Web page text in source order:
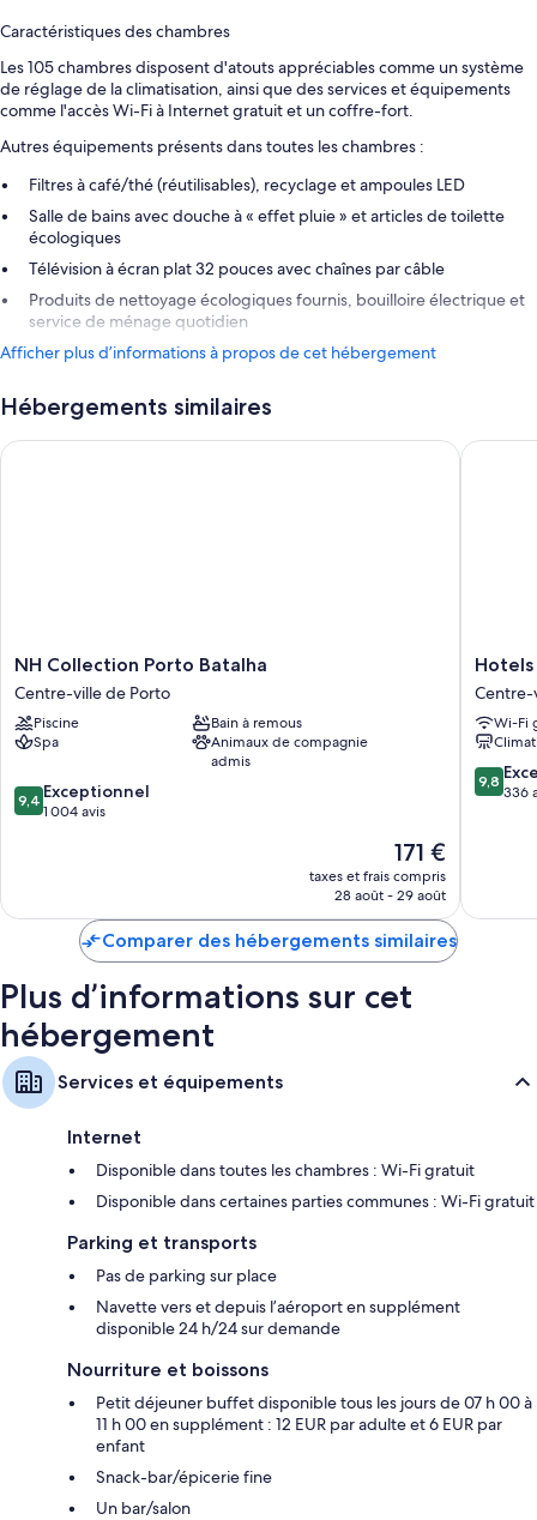
Caractéristiques des chambres
Les 105 chambres disposent d'atouts appréciables comme un système
de réglage de la climatisation, ainsi que des services et équipements
comme l'accès Wi-Fi à Internet gratuit et un coffre-fort.
Autres équipements présents dans toutes les chambres :
Filtres à café/thé (réutilisables), recyclage et ampoules LED
Salle de bains avec douche à « effet pluie » et articles de toilette
écologiques
Télévision à écran plat 32 pouces avec chaînes par câble
Produits de nettoyage écologiques fournis, bouilloire électrique et
service de ménage quotidien
Afficher plus d’informations à propos de cet hébergement
Hébergements similaires
NH
Collection
Porto
Batalha
Centre-
de
Porto
NH Collection Porto Batalha
Centre-ville de Porto
Piscine
Bain à remous
Spa
Animaux de compagnie
admis
9.4
sur
9,4 Exceptionnel
1 004 avis
Le
nouveau
prix
de
171 €
taxes et frais compris
28 août - 29 août
NH Collection Porto Batalha
Hotels
705
Porto
Prime
Home
Centre-
ville
Centre-
Wi-Fi
9.8
sur
9,8
336
Hotels
Comparer des hébergements similaires
Plus d’informations sur cet
hébergement
Services et équipements
Internet
Disponible dans toutes les chambres : Wi-Fi gratuit
Disponible dans certaines parties communes : Wi-Fi gratuit
Parking et transports
Pas de parking sur place
Navette vers et depuis l’aéroport en supplément
disponible 24 h/24 sur demande
Nourriture et boissons
Petit déjeuner buffet disponible tous les jours de 07 h 00 à
11 h 00 en supplément : 12 EUR par adulte et 6 EUR par
enfant
Snack-bar/épicerie fine
Un bar/salon